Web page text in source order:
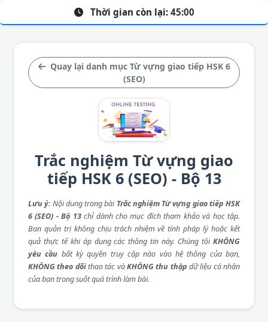
Quay lại danh mục Từ vựng giao tiếp HSK 6
(SEO)
Trắc nghiệm Từ vựng giao
tiếp HSK 6 (SEO) - Bộ 13
Lưu ý: Nội dung trong bài Trắc nghiệm Từ vựng giao tiếp HSK
6 (SEO) - Bộ 13chỉ dành cho mục đích tham khảo và học tập.
Ban quản trị không chịu trách nhiệm về tính pháp lý hoặc kết
quả thực tế khi áp dụng các thông tin này. Chúng tôi KHÔNG
yêu cầu bất kỳ quyền truy cập nào vào hệ thống của bạn,
KHÔNG theo dõithao tác vàKHÔNG thu thập dữ liệu cá nhân
của bạn trong suốt quá trình làm bài.
Thời gian còn lại: 45:00